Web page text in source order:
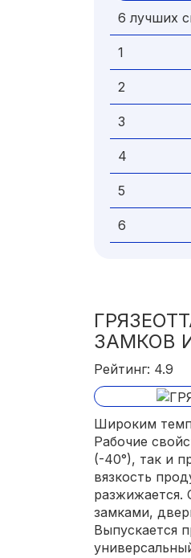
6 лучших
1
2
3
4
5
6
ЗАМКОВ
Рейтинг: 4.9
Широким
Рабочие
(-40°), так и
вязкость
замками,
Выпускается